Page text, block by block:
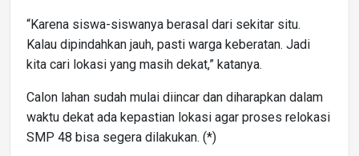
“Karena siswa-siswanya berasal dari sekitar situ.
Kalau dipindahkan jauh, pasti warga keberatan. Jadi
kita cari lokasi yang masih dekat,” katanya.
Calon lahan sudah mulai diincar dan diharapkan dalam
waktu dekat ada kepastian lokasi agar proses relokasi
SMP 48 bisa segera dilakukan. (*)